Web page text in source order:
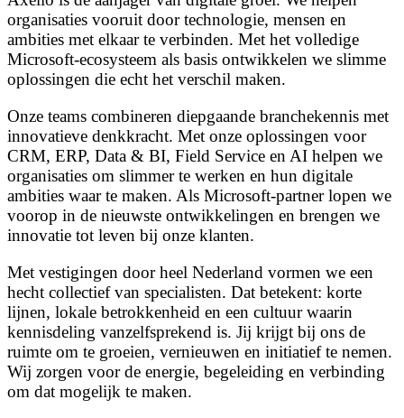
organisaties vooruit door technologie, mensen en
ambities met elkaar te verbinden. Met het volledige
Microsoft-ecosysteem als basis ontwikkelen we slimme
oplossingen die echt het verschil maken.
Onze teams combineren diepgaande branchekennis met
innovatieve denkkracht. Met onze oplossingen voor
CRM, ERP, Data & BI, Field Service en AI helpen we
organisaties om slimmer te werken en hun digitale
ambities waar te maken. Als Microsoft-partner lopen we
voorop in de nieuwste ontwikkelingen en brengen we
innovatie tot leven bij onze klanten.
Met vestigingen door heel Nederland vormen we een
hecht collectief van specialisten. Dat betekent: korte
lijnen, lokale betrokkenheid en een cultuur waarin
kennisdeling vanzelfsprekend is. Jij krijgt bij ons de
ruimte om te groeien, vernieuwen en initiatief te nemen.
Wij zorgen voor de energie, begeleiding en verbinding
om dat mogelijk te maken.